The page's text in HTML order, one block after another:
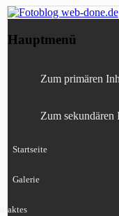
Fotoblog
Canon,
Hauptmenü
Zum primären
Zum sekundären
Startseite
Galerie